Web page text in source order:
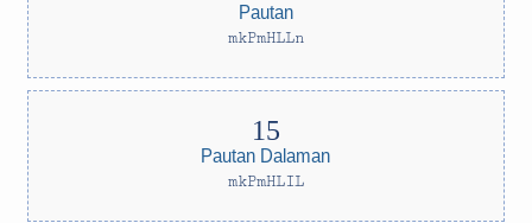
Pautan
mkPmHLLn
Pautan Dalaman
mkPmHLIL